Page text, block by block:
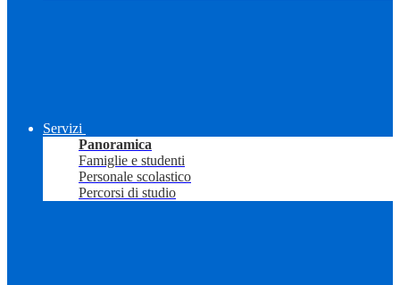
Servizi
Panoramica
Famiglie e studenti
Personale scolastico
Percorsi di studio